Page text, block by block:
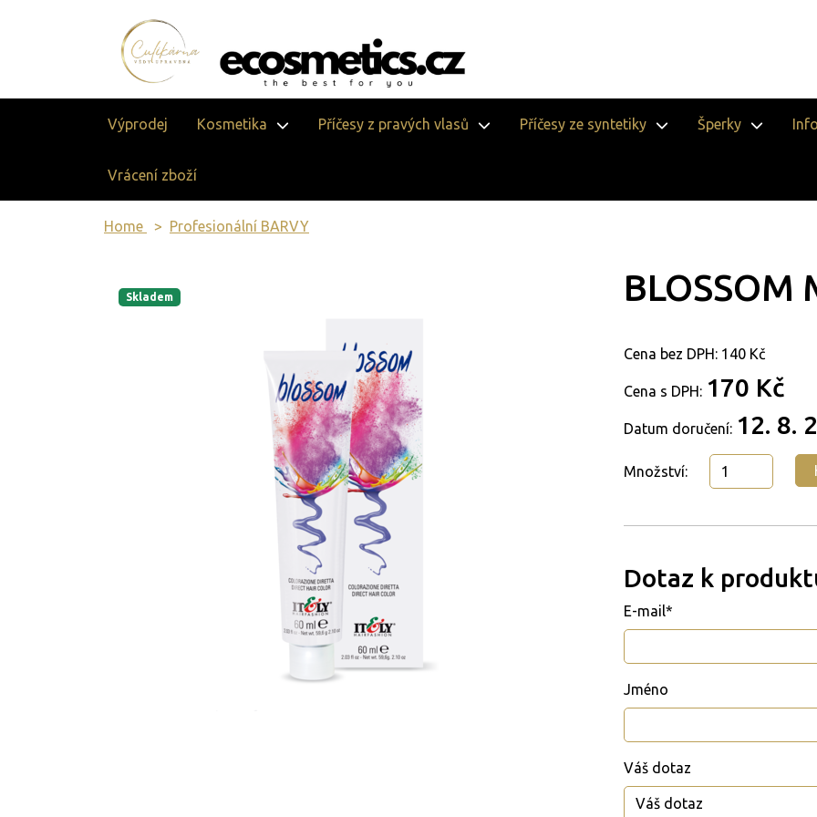
Výprodej Kosmetika Příčesy z pravých vlasů Příčesy ze syntetiky Šperky
Vrácení zboží
Home Profesionální BARVY
Skladem BLOSSOM
Cena bez DPH: 140 Kč
Cena s DPH: 170 Kč
Datum doručení: 12. 8.
Množství:
Dotaz k
E-mail*
Jméno
Váš dotaz